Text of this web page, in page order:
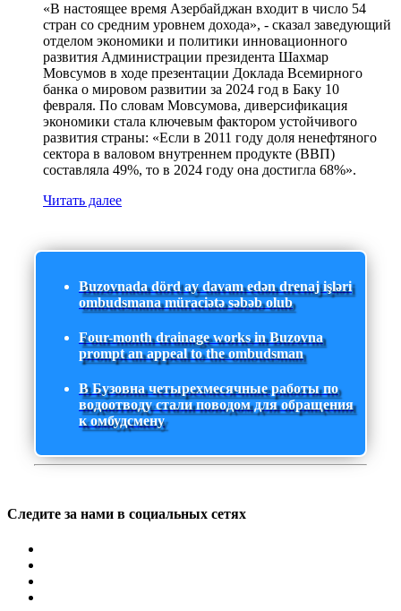
«В настоящее время Азербайджан входит в число 54
стран со средним уровнем дохода», - сказал заведующий
отделом экономики и политики инновационного
развития Администрации президента Шахмар
Мовсумов в ходе презентации Доклада Всемирного
банка о мировом развитии за 2024 год в Баку 10
февраля. По словам Мовсумова, диверсификация
экономики стала ключевым фактором устойчивого
развития страны: «Если в 2011 году доля ненефтяного
сектора в валовом внутреннем продукте (ВВП)
составляла 49%, то в 2024 году она достигла 68%».
Читать далее
Buzovnada dörd ay davam edən drenaj işləri
ombudsmana müraciətə səbəb olub
Four-month drainage works in Buzovna
prompt an appeal to the ombudsman
В Бузовна четырехмесячные работы по
водоотводу стали поводом для обращения
к омбудсмену
Следите за нами в социальных сетях